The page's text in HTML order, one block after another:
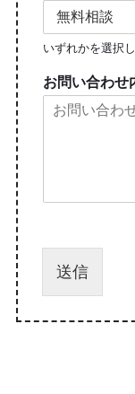
いずれかを選択
お問い合わせ
送信